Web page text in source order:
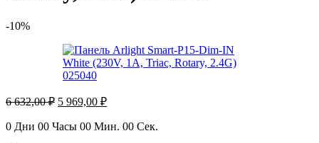
-10%
6 632,00₽ Первоначальная
составляла
5 969,00 ₽Текущая
5
0 Дни 00 Часы 00 Мин. 00 Сек.